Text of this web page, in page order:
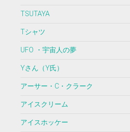
TSUTAYA
Tシャツ
UFO ・宇宙人の夢
Yさん（Y氏）
アーサー・C・クラーク
アイスクリーム
アイスホッケー